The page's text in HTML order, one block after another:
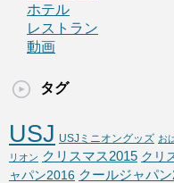
ホテル
レストラン
動画
タグ
USJ USJミニオングッズ お
リオン クリスマス2015 クリ
ャパン2016 クールジャパ